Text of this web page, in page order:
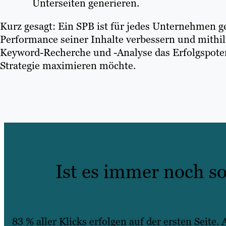
Unterseiten generieren.
Kurz gesagt: Ein SPB ist für jedes Unternehmen
Performance seiner Inhalte verbessern und
Keyword-Recherche und -Analyse das
Strategie maximieren möchte.
Ist es immer noch
83 % aller Klicks erfolgen auf der ersten